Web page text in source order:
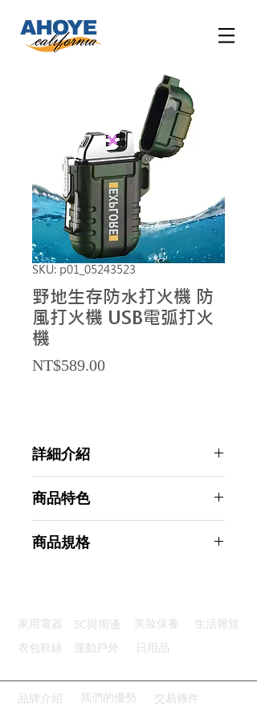
SKU: p01_05243523
野地生存防水打火機 防
風打火機 USB電弧打火
機
NT$589.00Price
詳細介紹
商品特色
優質防水：安全鎖扣設計牢固密封
商品規格
主要材質：金屬
商品尺寸：7*5*2cm
產地名稱：中國大陸
代理商：亞桓有限公司
家用電器 3C與周邊 美妝保養
生活雜貨
衣包鞋錶
運動戶外 日用品
品牌介紹 我們的優勢 交易條件